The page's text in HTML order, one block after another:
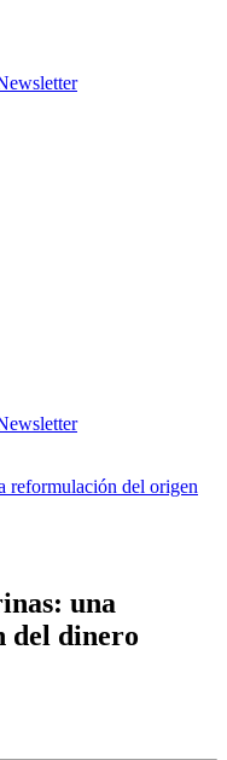
reformulación del origen
una
del dinero